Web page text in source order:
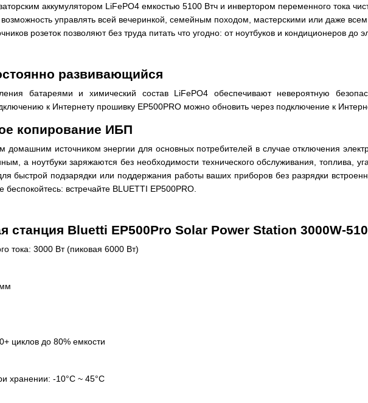
аккумулятором LiFePO4 емкостью 5100 Втч и инвертором переменного тока
управлять всей вечеринкой, семейным походом, мастерскими или даже
розеток позволяют без труда питать что угодно: от ноутбуков и кондиционеров до
развивающийся
батареями и химический состав LiFePO4 обеспечивают невероятную
к Интернету прошивку EP500PRO можно обновить через подключение к
копирование ИБП
домашним источником энергии для основных потребителей в случае отключения
а ноутбуки заряжаются без необходимости технического обслуживания,
быстрой подзарядки или поддержания работы ваших приборов без разрядки
встречайте BLUETTI EP500PRO.
станция Bluetti EP500Pro Solar Power Station 3000W-
тока: 3000 Вт (пиковая 6000 Вт)
циклов до 80% емкости
хранении: -10°C ~ 45°C